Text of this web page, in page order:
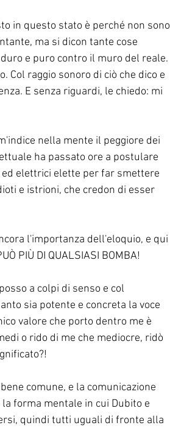
in questo stato è perché non sono
ma si dicon tante cose
e puro contro il muro del reale.
Col raggio sonoro di ciò che dico e
E senza riguardi, le chiedo: mi
nella mente il peggiore dei
ha passato ore a postulare
elettrici elette per far smettere
e istrioni, che credon di esser
l'importanza dell'eloquio, e qui
PIÙ DI QUALSIASI BOMBA!
a colpi di senso e col
sia potente e concreta la voce
valore che porto dentro me è
o rido di me che mediocre, ridò
comune, e la comunicazione
forma mentale in cui Dubito e
quindi tutti uguali di fronte alla